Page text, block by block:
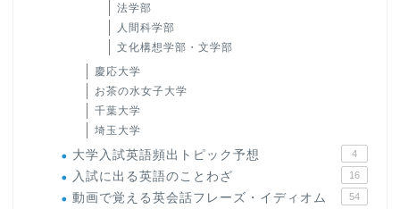
法学部
人間科学部
文化構想学部・文学部
慶応大学
お茶の水女子大学
千葉大学
埼玉大学
大学入試英語頻出トピック予想 4
入試に出る英語のことわざ 16
動画で覚える英会話フレーズ・イディオム 54